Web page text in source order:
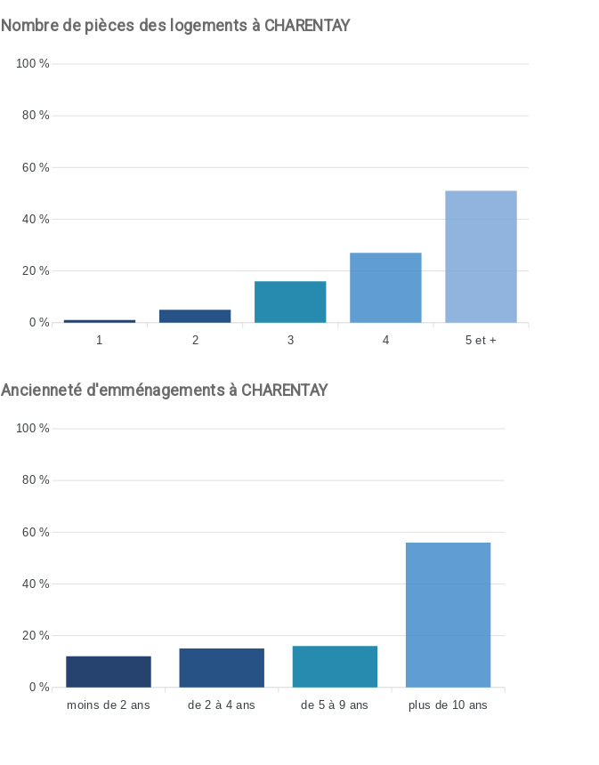
Nombre de pièces des logements à CHARENTAY
100 %
80 %
60 %
40 %
20 %
0 %
1
2 3 4 5 et +
Ancienneté d'emménagements à CHARENTAY
100 %
80 %
60 %
40 %
20 %
0 %
moins de 2 ans
de 2 à 4 ans de 5 à 9 ans plus de 10 ans